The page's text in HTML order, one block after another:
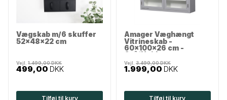
Vægskab m/6 skuffer
52x48x22 cm
499,00 DKK
Vejl.1.499,00DKK
Tilføj til kurv
Amager Væghængt
Vitrineskab -
60x100x26 cm -
Grå/Hvid
1.999,00 DKK
Vejl. 3.499,00DKK
Tilføj til kurv